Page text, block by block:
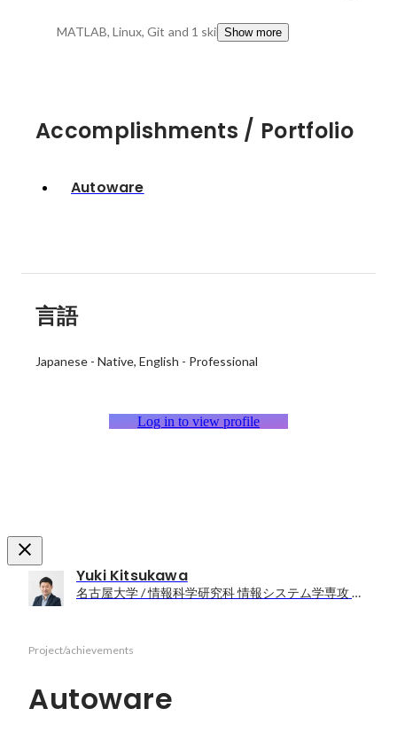
MATLAB, Linux, Git and 1 skillsShow more
Accomplishments / Portfolio
Autoware
言語
Japanese - Native English - Professional
Log in to view profile
Yuki Kitsukawa
名古屋大学 / 情報科学研究科 情報システム学専攻 博士後期課程
Project/achievements
Autoware